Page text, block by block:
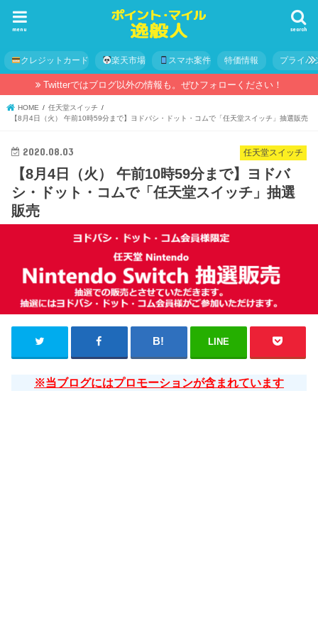
search
menu
クレジットカード 楽天市場 スマホ案件 特価情報 プライバ
Twitterではブログ以外の情報も。ぜひフォローください！
HOME
任天堂スイッチ
【8月4日（火） 午前10時59分まで】ヨドバシ・ドット・コムで「任天堂スイッチ」抽選販売
任天堂スイッチ
2020.08.03
【8月4日（火） 午前10時59分まで】ヨドバ
シ・ドット・コムで「任天堂スイッチ」抽選
販売
LINE
※当ブログにはプロモーションが含まれています